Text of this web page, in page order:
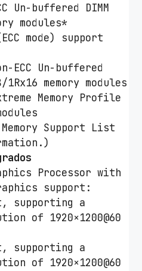
Un-buffered DIMM
modules*
mode) support
ECC Un-buffered
1Rx16 memory modules
Memory Profile
Support List
Processor with
support:
supporting a
of 1920×1200@60
supporting a
of 1920×1200@60